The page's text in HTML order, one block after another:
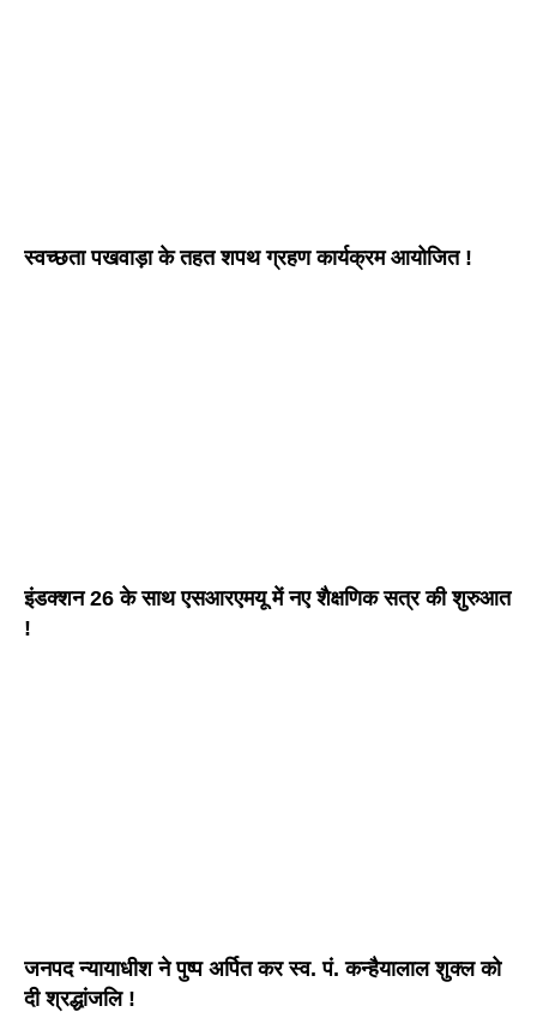
स्वच्छता पखवाड़ा के तहत शपथ ग्रहण कार्यक्रम आयोजित !
इंडक्शन 26 के साथ एसआरएमयू में नए शैक्षणिक सत्र की शुरुआत
!
जनपद न्यायाधीश ने पुष्प अर्पित कर स्व. पं. कन्हैयालाल शुक्ल को
दी श्रद्धांजलि !